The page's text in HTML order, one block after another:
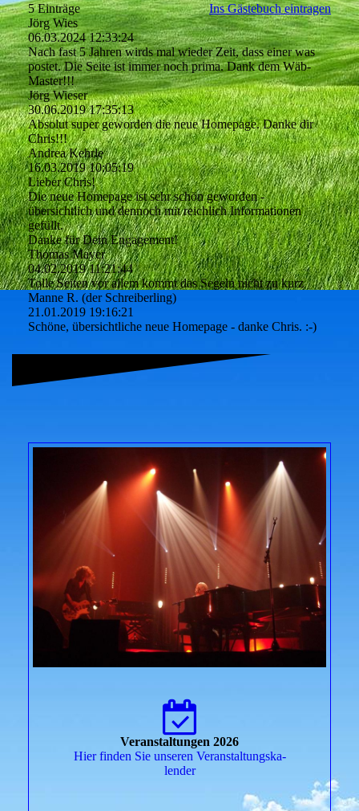
5 Einträge
Ins Gästebuch eintragen
Jörg Wies
06.03.2024 12:33:24
Nach fast 5 Jahren wirds mal wieder Zeit, dass einer was
postet. Die Seite ist immer noch prima. Dank dem Wäb-
Master!!!
Jörg Wieser
30.06.2019 17:35:13
Absolut super geworden die neue Homepage. Danke dir
Chris!!!
Andrea Kehrle
16.03.2019 10:05:19
Lieber Chris!
Die neue Homepage ist sehr schön geworden -
übersichtlich und dennoch mit reichlich Informationen
gefüllt.
Danke für Dein Engagement!
Thomas Mayer
04.02.2019 11:21:44
Tolle Seiten vor allem kommt das Segeln nicht zu kurz
Manne R. (der Schreiberling)
21.01.2019 19:16:21
Schöne, übersichtliche neue Homepage - danke Chris. :-)
Veranstaltungen 2026
Hier finden Sie unseren Ver­an­stal­tungs­ka­
len­der